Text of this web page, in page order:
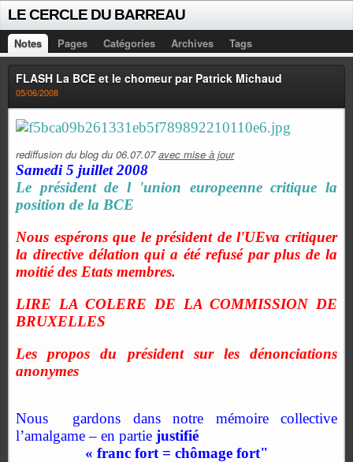
LE CERCLE DU BARREAU
Notes Pages Catégories Archives Tags
FLASH La BCE et le chomeur par Patrick Michaud
05/06/2008
rediffusion du blog du 06.07.07avec mise à jour
Samedi 5 juillet 2008
Le président de l 'union europeenne critique la
position de la BCE
Nous espérons que le président de l'UEva critiquer
la directive délation qui a été refusé par plus de la
moitié des Etats membres.
LIRE LA COLERE DE LA COMMISSION DE
BRUXELLES
Les propos du président sur les dénonciations
anonymes
Nous
gardons dans notre mémoire collective
l’amalgame – en partie justifié
« franc fort = chômage fort"